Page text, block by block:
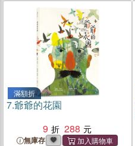
滿額折
7.爺爺的花園
9
288
無庫存